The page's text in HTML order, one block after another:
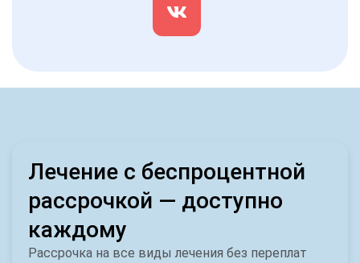
Лечение с беспроцентной
рассрочкой — доступно
каждому
Рассрочка на все виды лечения без переплат